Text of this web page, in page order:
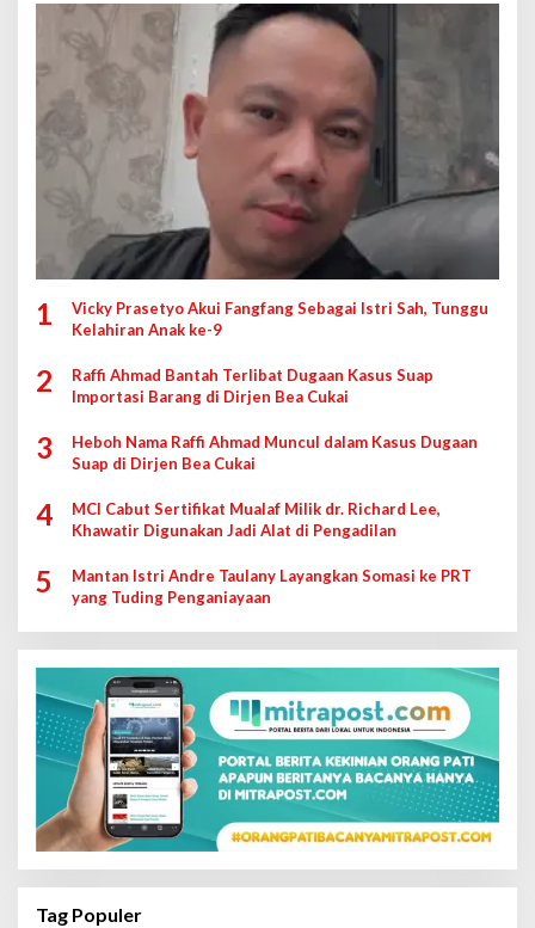
1
Vicky Prasetyo Akui Fangfang Sebagai Istri Sah, Tunggu
Kelahiran Anak ke-9
2
Raffi Ahmad Bantah Terlibat Dugaan Kasus Suap
Importasi Barang di Dirjen Bea Cukai
3
Heboh Nama Raffi Ahmad Muncul dalam Kasus Dugaan
Suap di Dirjen Bea Cukai
4
MCI Cabut Sertifikat Mualaf Milik dr. Richard Lee,
Khawatir Digunakan Jadi Alat di Pengadilan
5
Mantan Istri Andre Taulany Layangkan Somasi ke PRT
yang Tuding Penganiayaan
Tag Populer